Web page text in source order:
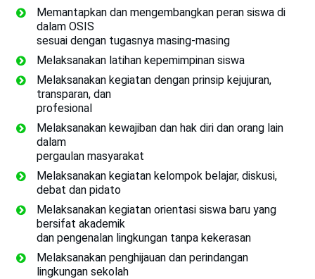
Memantapkan dan mengembangkan peran siswa di
dalam OSIS
sesuai dengan tugasnya masing-masing
Melaksanakan latihan kepemimpinan siswa
Melaksanakan kegiatan dengan prinsip kejujuran,
transparan, dan
profesional
Melaksanakan kewajiban dan hak diri dan orang lain
dalam
pergaulan masyarakat
Melaksanakan kegiatan kelompok belajar, diskusi,
debat dan pidato
Melaksanakan kegiatan orientasi siswa baru yang
bersifat akademik
dan pengenalan lingkungan tanpa kekerasan
Melaksanakan penghijauan dan perindangan
lingkungan sekolah